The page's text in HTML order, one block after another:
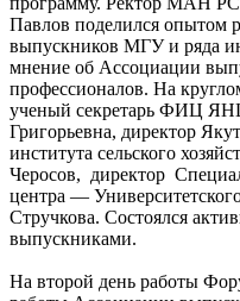
Павлов поделился опытом
выпускников МГУ и ряда
мнение об Ассоциации
профессионалов. На
ученый секретарь ФИЦ
Григорьевна, директор
института сельского
Черосов, директор
центра —
Стручкова. Состоялся
выпускниками.
На второй день работы